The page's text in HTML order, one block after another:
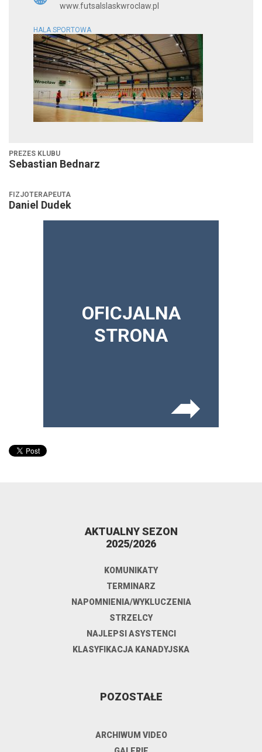
www.futsalslaskwroclaw.pl
HALA SPORTOWA
PREZES KLUBU
Sebastian Bednarz
FIZJOTERAPEUTA
Daniel Dudek
OFICJALNA
STRONA
AKTUALNY SEZON
2025/2026
KOMUNIKATY
TERMINARZ
NAPOMNIENIA/WYKLUCZENIA
STRZELCY
NAJLEPSI ASYSTENCI
KLASYFIKACJA KANADYJSKA
POZOSTAŁE
ARCHIWUM VIDEO